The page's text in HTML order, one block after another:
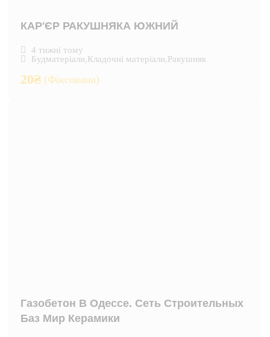
КАР'ЄР РАКУШНЯКА ЮЖНИЙ
4 тижні тому
Будматеріали,Кладочні матеріали,Ракушняк
20₴ (Фіксована)
Газобетон В Одессе. Сеть Строительных
Баз Мир Керамики